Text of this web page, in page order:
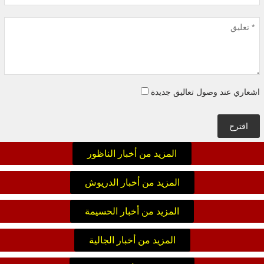
اشعاري عند وصول تعاليق جديدة
اقترح
المزيد من أخبار الناظور
المزيد من أخبار الدريوش
المزيد من أخبار الحسيمة
المزيد من أخبار الجالية